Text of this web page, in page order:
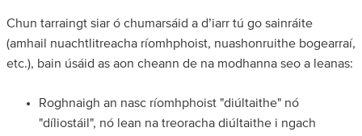
Chun tarraingt siar ó chumarsáid a d’iarr tú go sainráite
(amhail nuachtlitreacha ríomhphoist, nuashonruithe bogearraí,
etc.), bain úsáid as aon cheann de na modhanna seo a leanas:
Roghnaigh an nasc ríomhphoist "diúltaithe" nó
"díliostáil", nó lean na treoracha diúltaithe i ngach